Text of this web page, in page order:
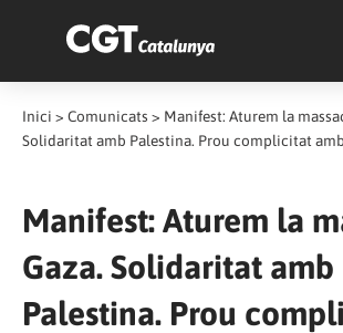
Inici > Comunicats > Manifest: Aturem la
Solidaritat amb Palestina. Prou complicitat
Manifest: Aturem la
Gaza. Solidaritat amb
Palestina. Prou